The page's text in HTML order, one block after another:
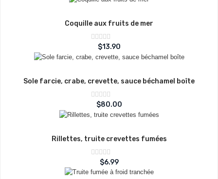
5
Coquille aux fruits de mer
Note
sur
5
$13.90
Sole farcie, crabe, crevette, sauce béchamel boîte
Note
sur
5
$80.00
Rillettes, truite crevettes fumées
Note
0
sur
5
$6.99